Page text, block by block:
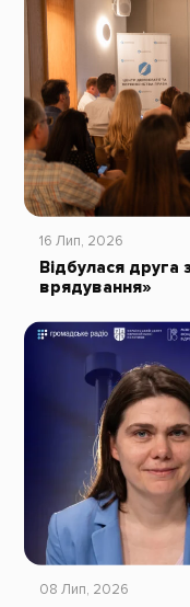
16 Лип, 2026
Відбулася друга
врядування»
08 Лип, 2026